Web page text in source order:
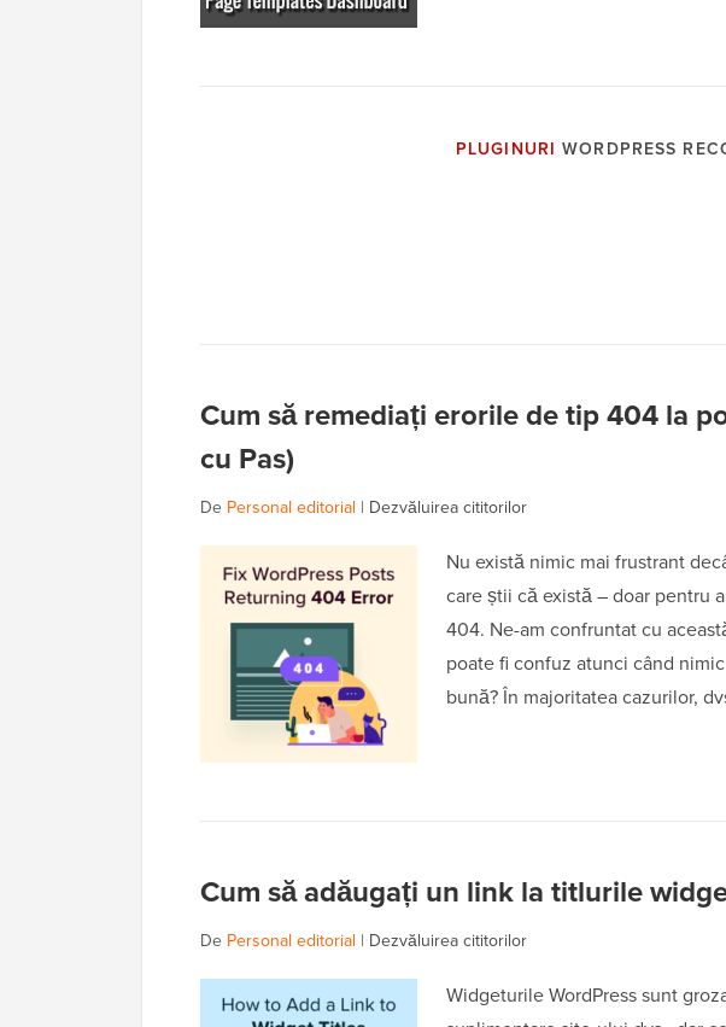
PLUGINURI WORDPRESS
Cum să remediați erorile de tip 404 la
cu Pas)
De Personal editorial | Dezvăluirea cititorilor
Nu există nimic mai frustrant
care știi că există – doar pentru
404. Ne-am confruntat cu
poate fi confuz atunci când
bună? În majoritatea cazurilor,
Cum să adăugați un link la titlurile
De Personal editorial | Dezvăluirea cititorilor
Widgeturile WordPress sunt